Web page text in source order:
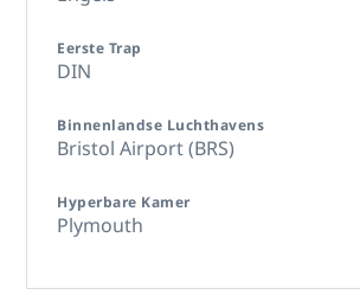
Eerste Trap
DIN
Binnenlandse Luchthavens
Bristol Airport (BRS)
Hyperbare Kamer
Plymouth